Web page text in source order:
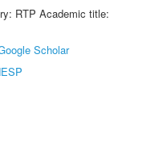
RTP Academic title:
Scholar